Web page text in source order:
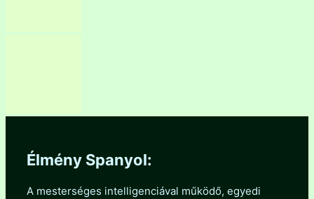
Élmény Spanyol:
A mesterséges intelligenciával működő, egyedi